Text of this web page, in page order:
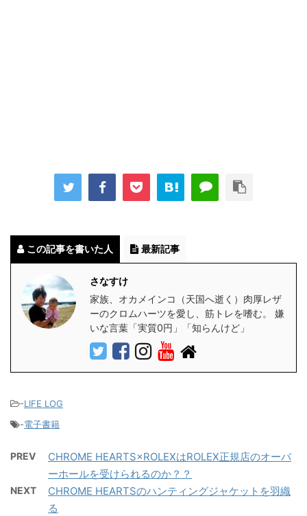
この記事を書いた人 最新記事
さなすけ
家族、オカメインコ（天国へ逝く）肉厚レザ
ーのクロムハーツを愛し、筋トレを嗜む。 嫌
いな言葉「実質0円」「知らんけど」
-LIFE LOG
-電子書籍
PREV
CHROME HEARTS×ROLEXはROLEX正規店のオーバ
ーホールを受けられるのか？？
NEXT
CHROME HEARTSのハンティングジャケットを羽織
る